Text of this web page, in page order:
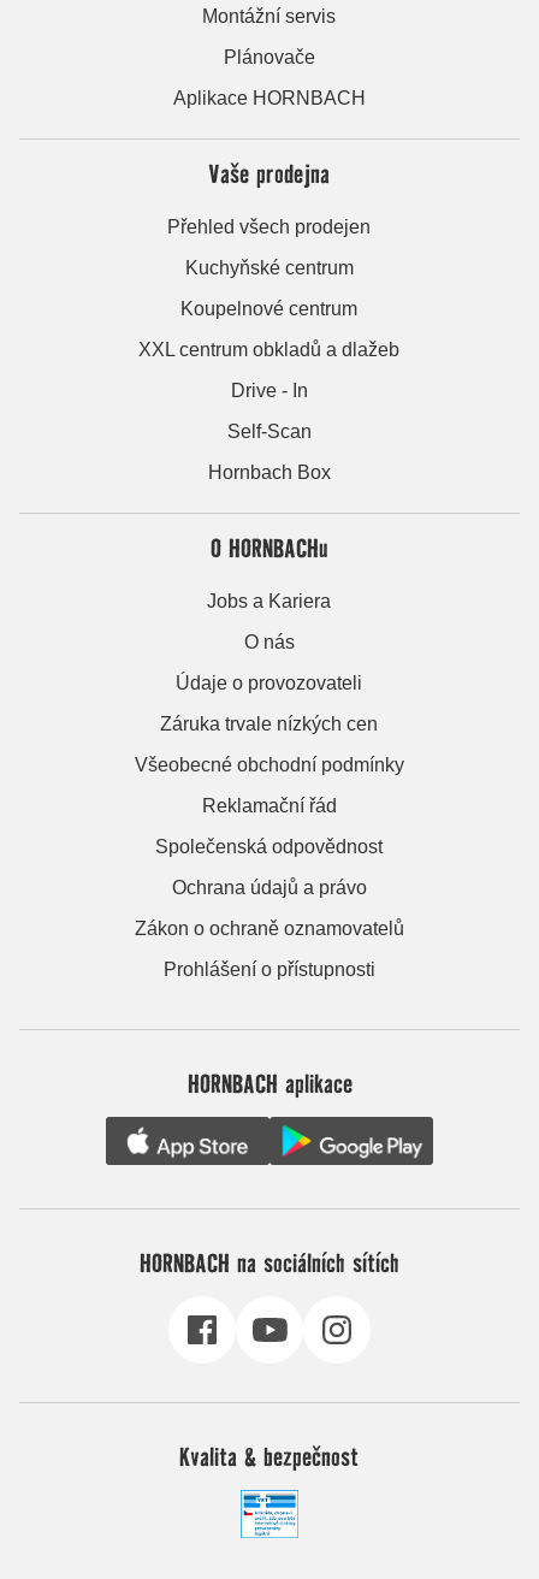
Montážní servis
Plánovače
Aplikace HORNBACH
Vaše prodejna
Přehled všech prodejen
Kuchyňské centrum
Koupelnové centrum
XXL centrum obkladů a dlažeb
Drive - In
Self-Scan
Hornbach Box
O HORNBACHu
Jobs a Kariera
O nás
Údaje o provozovateli
Záruka trvale nízkých cen
Všeobecné obchodní podmínky
Reklamační řád
Společenská odpovědnost
Ochrana údajů a právo
Zákon o ochraně oznamovatelů
Prohlášení o přístupnosti
HORNBACH aplikace
HORNBACH na sociálních sítích
Kvalita & bezpečnost